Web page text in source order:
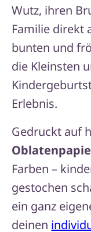
Wutz, ihren
Familie direkt
bunten und
die Kleinsten
Erlebnis.
Gedruckt auf
Farben –
gestochen
ein ganz
deinen